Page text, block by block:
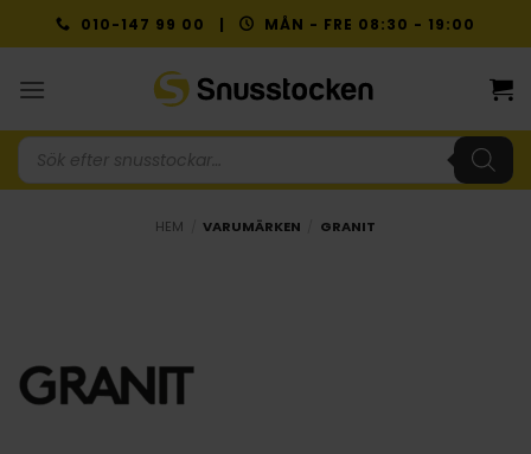
to
010-147 99 00 | MÅN - FRE 08:30 - 19:00
Produktsökning
HEM VARUMÄRKEN GRANIT